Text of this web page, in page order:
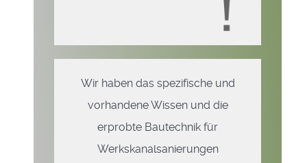
Wir haben das spezifische und
vorhandene Wissen und die
erprobte Bautechnik für
Werkskanalsanierungen